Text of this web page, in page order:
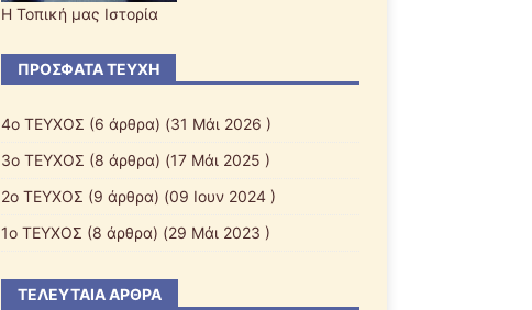
Η Τοπική μας Ιστορία
ΠΡΌΣΦΑΤΑ ΤΕΎΧΗ
4ο ΤΕΥΧΟΣ (6 άρθρα) (31 Μάι 2026 )
3ο ΤΕΥΧΟΣ (8 άρθρα) (17 Μάι 2025 )
2o ΤΕΥΧΟΣ (9 άρθρα) (09 Ιουν 2024 )
1o ΤΕΥΧΟΣ (8 άρθρα) (29 Μάι 2023 )
ΤΕΛΕΥΤΑΊΑ ΆΡΘΡΑ